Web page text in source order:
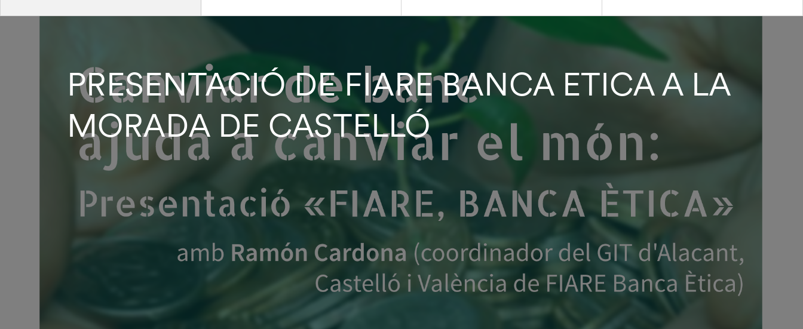
PRESENTACIÓ DE FIARE BANCA ETICA A LA
MORADA DE CASTELLÓ